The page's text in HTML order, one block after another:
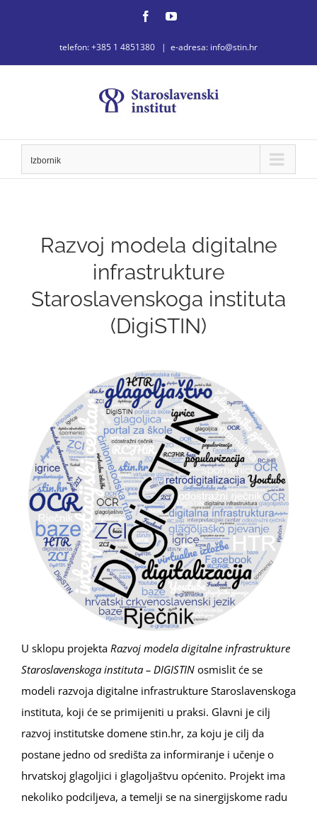
FacebookYouTube
telefon: +385 1 4851380 | e-adresa: info@stin.hr
Izbornik
Razvoj modela digitalne
infrastrukture
Staroslavenskoga instituta
(DigiSTIN)
U sklopu projekta Razvoj modela digitalne infrastrukture
Staroslavenskoga instituta – DIGISTIN osmislit će se
modeli razvoja digitalne infrastrukture Staroslavenskoga
instituta, koji će se primijeniti u praksi. Glavni je cilj
razvoj institutske domene stin.hr, za koju je cilj da
postane jedno od središta za informiranje i učenje o
hrvatskoj glagoljici i glagoljaštvu općenito. Projekt ima
nekoliko podciljeva, a temelji se na sinergijskome radu